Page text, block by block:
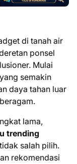
di tanah air
ponsel
Mulai
semakin
daya tahan luar
lama,
trending
salah pilih.
rekomendasi